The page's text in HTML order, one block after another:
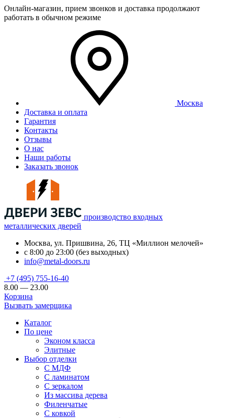
Онлайн-магазин, прием звонков и доставка продолжают
работать в обычном режиме
Москва
Доставка и оплата
Гарантия
Контакты
Отзывы
О нас
Наши работы
Заказать звонок
производство входных
металлических дверей
Москва, ул. Пришвина, 26, ТЦ «Миллион мелочей»
с 8:00 до 23:00 (без выходных)
info@metal-doors.ru
+7 (495) 755-16-40
8.00 — 23.00
Корзина
Вызвать замерщика
Каталог
По цене
Эконом класса
Элитные
Выбор отделки
С МДФ
С ламинатом
С зеркалом
Из массива дерева
Филенчатые
С ковкой